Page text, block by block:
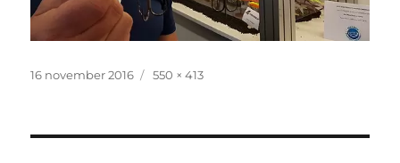
Geplaatst
16 november 2016
Volledige
550 × 413